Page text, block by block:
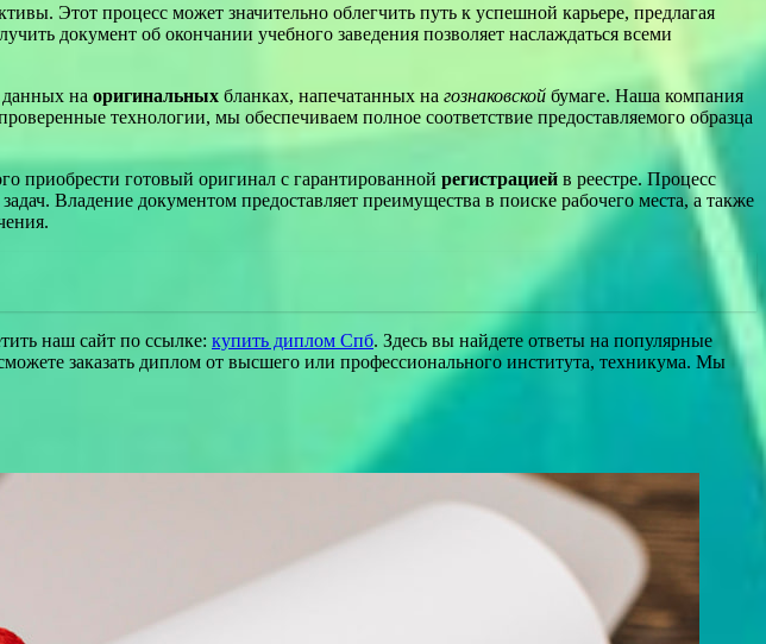
Этот процесс может значительно облегчить путь к успешной карьере, предлагая
документ об окончании учебного заведения позволяет наслаждаться всеми
данных на оригинальных бланках, напечатанных на гознаковской бумаге. Наша компания
технологии, мы обеспечиваем полное соответствие предоставляемого образца
приобрести готовый оригинал с гарантированной регистрацией в реестре. Процесс
Владение документом предоставляет преимущества в поиске рабочего места, а также
наш сайт по ссылке: купить диплом Спб. Здесь вы найдете ответы на популярные
заказать диплом от высшего или профессионального института, техникума. Мы